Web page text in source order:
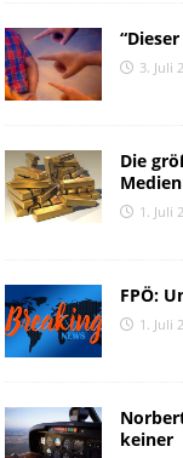
3. Juli
Die
Medien
1. Juli
FPÖ:
1. Juli
keiner